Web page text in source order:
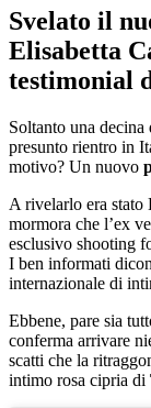
Svelato il
Elisabetta
testimonial
Soltanto una
presunto rientro in
motivo? Un nuovo
A rivelarlo era stato
mormora che l’ex
esclusivo shooting
I ben informati
internazionale di
Ebbene, pare sia
conferma arrivare
scatti che la
intimo rosa cipria di